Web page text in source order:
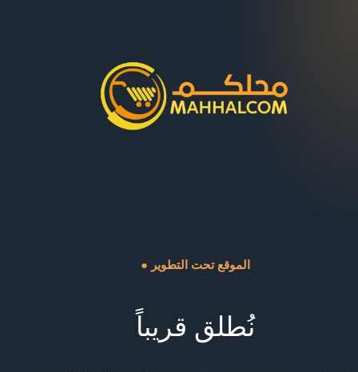
● الموقع تحت التطوير
نُطلق قريباً